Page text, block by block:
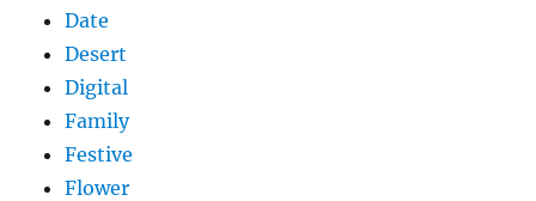
Date
Desert
Digital
Family
Festive
Flower